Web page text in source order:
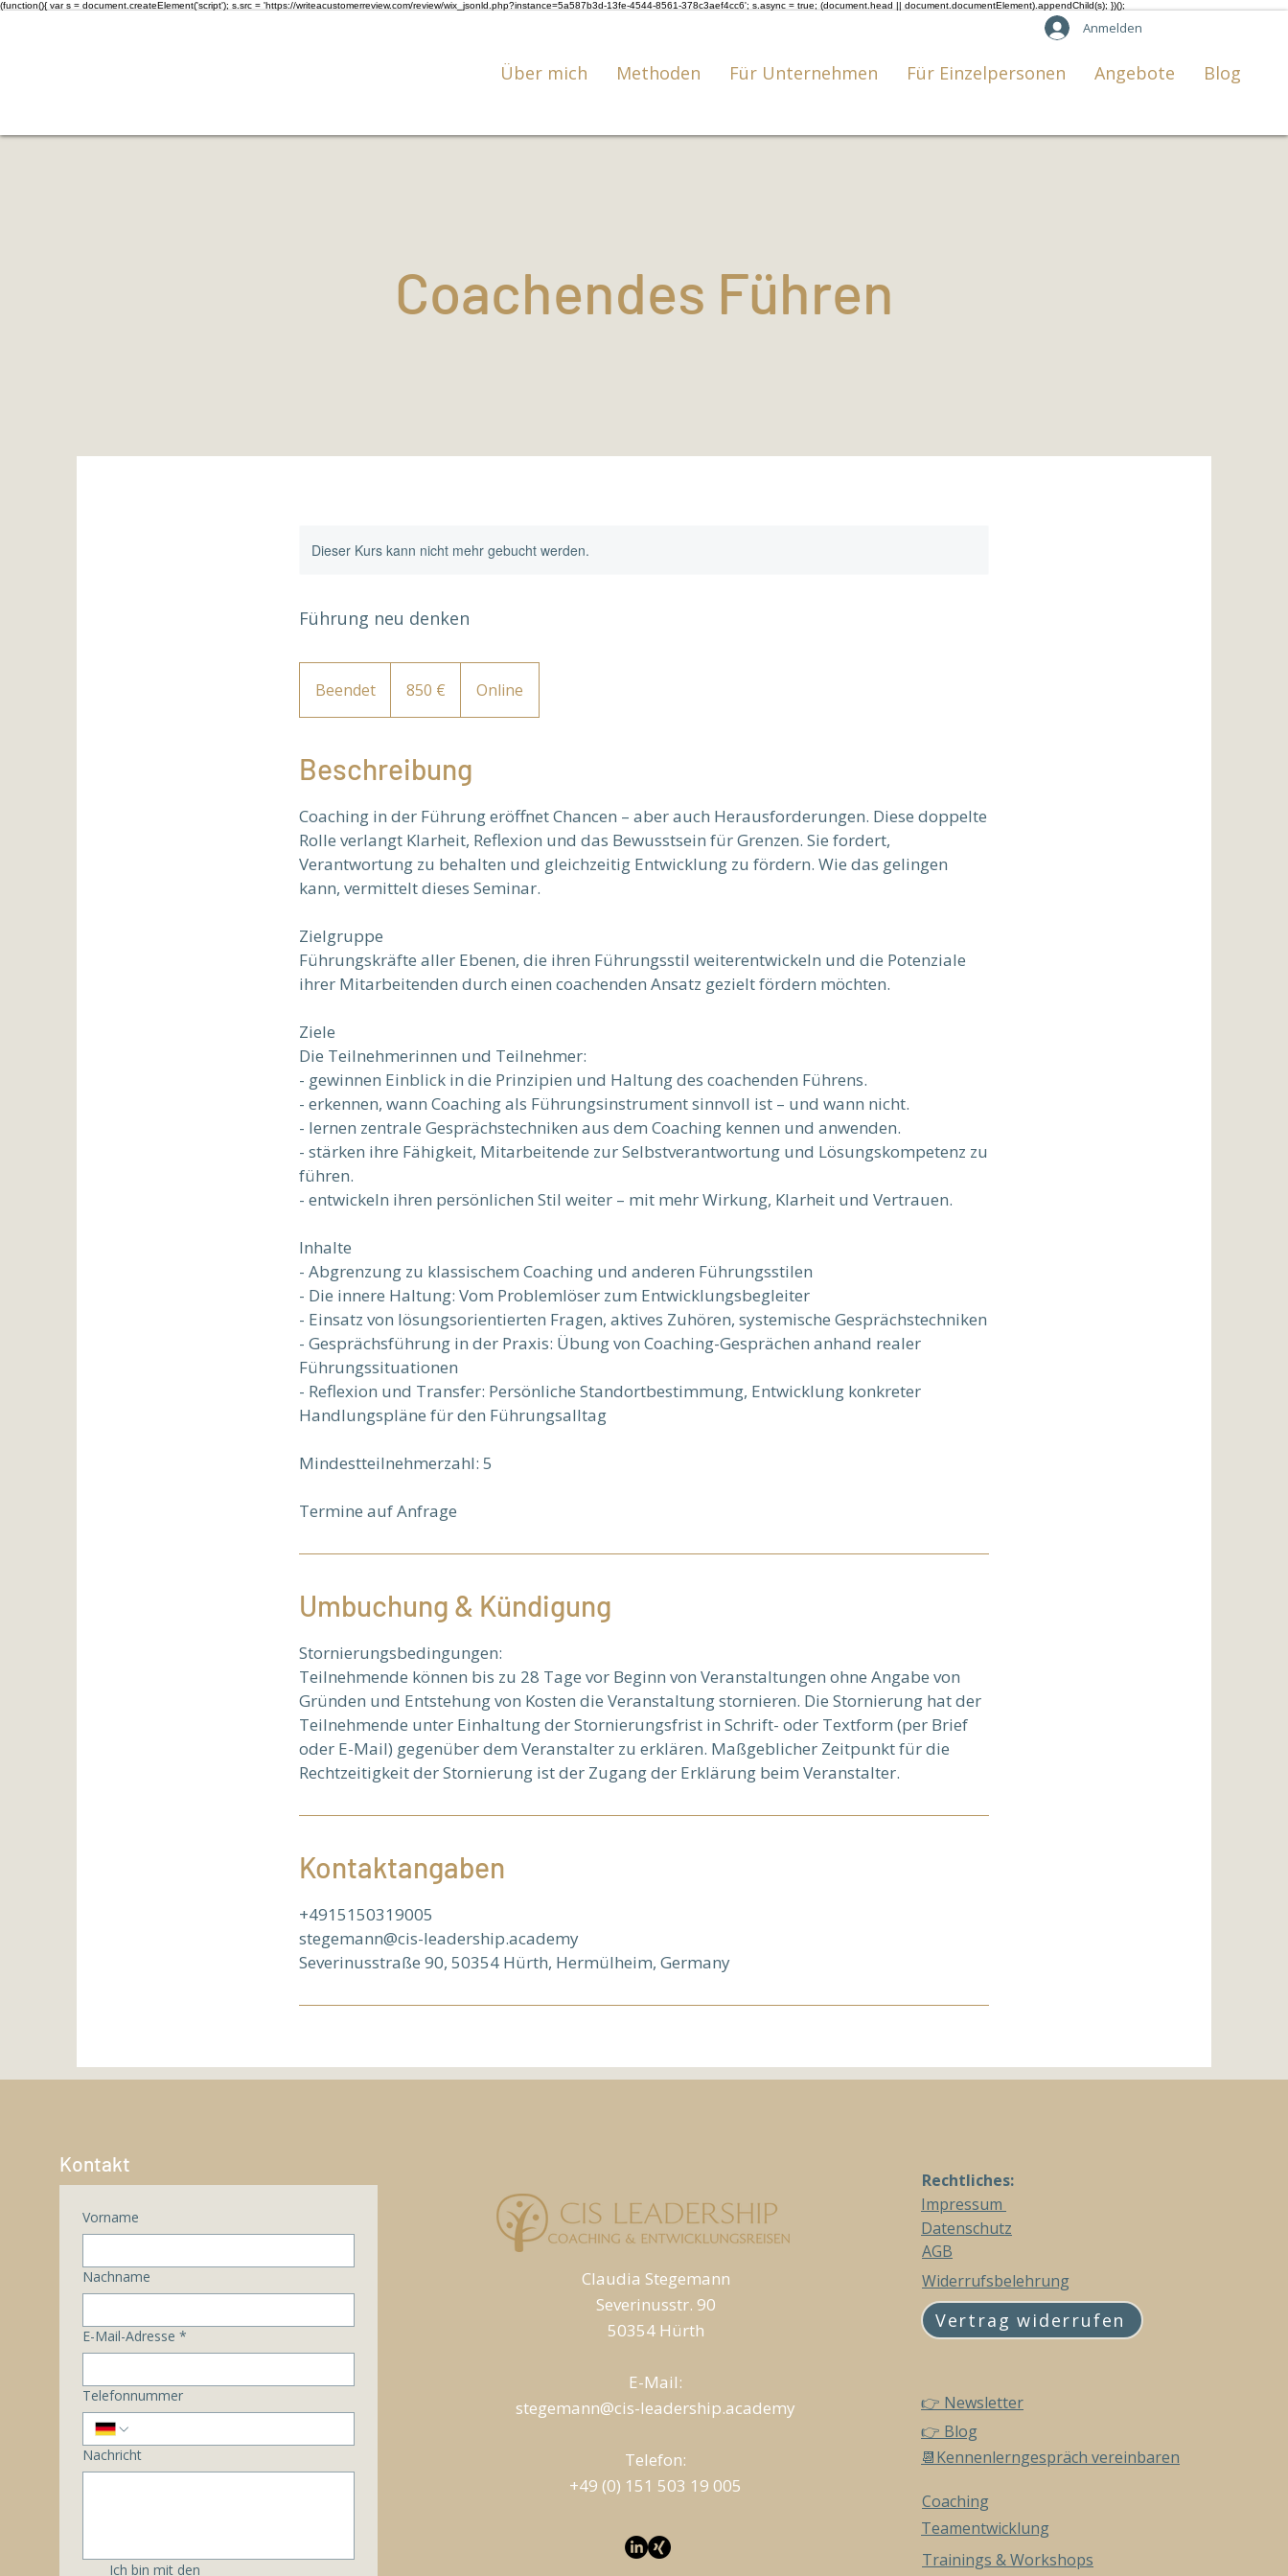
(function(){ var s = document.createElement('script'); s.src = 'https://writeacustomerreview.com/review/wix_jsonld.php?instance=5a587b3d-13fe-4544-8561-378c3aef4cc6'; s.async = true; (document.head || document.documentElement).appendChild(s); })();
Anmelden
Über mich Methoden Für Unternehmen Für Einzelpersonen Angebote Blog
Coachendes Führen
Dieser Kurs kann nicht mehr gebucht werden.
Führung neu denken
Beendet
e
d
t
850 € Online
Beschreibung
Coaching in der Führung eröffnet Chancen – aber auch Herausforderungen. Diese doppelte
Rolle verlangt Klarheit, Reflexion und das Bewusstsein für Grenzen. Sie fordert,
Verantwortung zu behalten und gleichzeitig Entwicklung zu fördern. Wie das gelingen
kann, vermittelt dieses Seminar.
Zielgruppe
Führungskräfte aller Ebenen, die ihren Führungsstil weiterentwickeln und die Potenziale
ihrer Mitarbeitenden durch einen coachenden Ansatz gezielt fördern möchten.
Ziele
Die Teilnehmerinnen und Teilnehmer:
- gewinnen Einblick in die Prinzipien und Haltung des coachenden Führens.
- erkennen, wann Coaching als Führungsinstrument sinnvoll ist – und wann nicht.
- lernen zentrale Gesprächstechniken aus dem Coaching kennen und anwenden.
- stärken ihre Fähigkeit, Mitarbeitende zur Selbstverantwortung und Lösungskompetenz zu
führen.
- entwickeln ihren persönlichen Stil weiter – mit mehr Wirkung, Klarheit und Vertrauen.
Inhalte
- Abgrenzung zu klassischem Coaching und anderen Führungsstilen
- Die innere Haltung: Vom Problemlöser zum Entwicklungsbegleiter
- Einsatz von lösungsorientierten Fragen, aktives Zuhören, systemische Gesprächstechniken
- Gesprächsführung in der Praxis: Übung von Coaching-Gesprächen anhand realer
Führungssituationen
- Reflexion und Transfer: Persönliche Standortbestimmung, Entwicklung konkreter
Handlungspläne für den Führungsalltag
Mindestteilnehmerzahl: 5
Termine auf Anfrage
Umbuchung & Kündigung
Stornierungsbedingungen:
Teilnehmende können bis zu 28 Tage vor Beginn von Veranstaltungen ohne Angabe von
Gründen und Entstehung von Kosten die Veranstaltung stornieren. Die Stornierung hat der
Teilnehmende unter Einhaltung der Stornierungsfrist in Schrift- oder Textform (per Brief
oder E-Mail) gegenüber dem Veranstalter zu erklären. Maßgeblicher Zeitpunkt für die
Rechtzeitigkeit der Stornierung ist der Zugang der Erklärung beim Veranstalter.
Kontaktangaben
+4915150319005
stegemann@cis-leadership.academy
Severinusstraße 90, 50354 Hürth, Hermülheim, Germany
Kontakt
Vorname
Nachname
E-Mail-Adresse *
Telefonnummer
Nachricht
Claudia Stegemann
Severinusstr. 90
50354 Hürth
E-Mail:
stegemann@cis-leadership.academy
Telefon:
+49 (0) 151 503 19 005
Rechtliches:
Impressum
Datenschutz
AGB
Widerrufsbelehrung
Vertrag widerrufen
👉 Newsletter
👉 Blog
📆Kennenlerngespräch vereinbaren
Coaching
Teamentwicklung
Trainings & Workshops